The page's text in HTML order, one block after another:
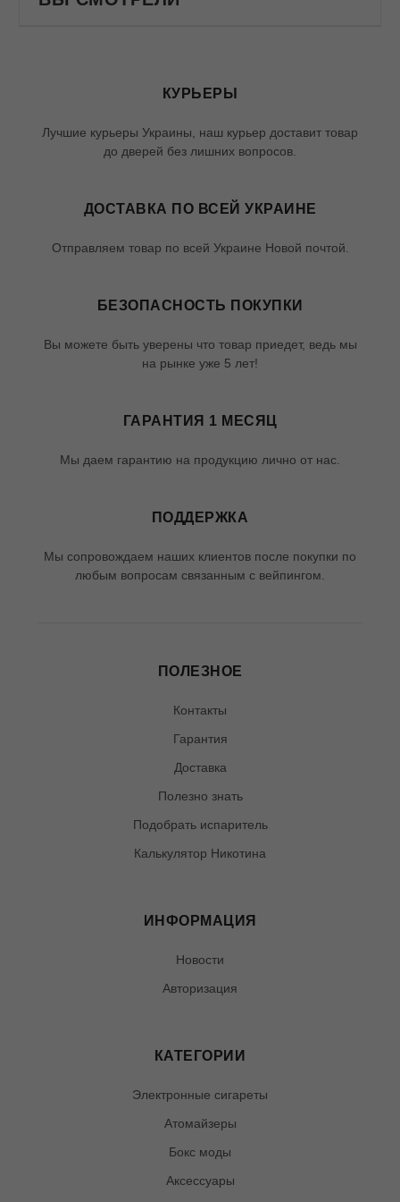
КУРЬЕРЫ
Лучшие курьеры Украины, наш курьер доставит товар
до дверей без лишних вопросов.
ДОСТАВКА ПО ВСЕЙ УКРАИНЕ
Отправляем товар по всей Украине Новой почтой.
БЕЗОПАСНОСТЬ ПОКУПКИ
Вы можете быть уверены что товар приедет, ведь мы
на рынке уже 5 лет!
ГАРАНТИЯ 1 МЕСЯЦ
Мы даем гарантию на продукцию лично от нас.
ПОДДЕРЖКА
Мы сопровождаем наших клиентов после покупки по
любым вопросам связанным с вейпингом.
ПОЛЕЗНОЕ
Контакты
Гарантия
Доставка
Полезно знать
Подобрать испаритель
Калькулятор Никотина
ИНФОРМАЦИЯ
Новости
Авторизация
КАТЕГОРИИ
Электронные сигареты
Атомайзеры
Бокс моды
Аксессуары